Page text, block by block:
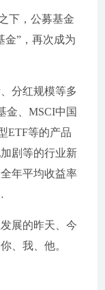
下，公募基金
金”，再次成为
分红规模等多
金、MSCI中国
ETF等的产品
剧等的行业新
年平均收益率
展的昨天、今
、我、他。